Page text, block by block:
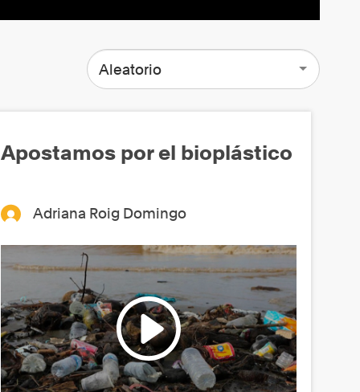
Aleatorio
Apostamos por el bioplástico
Adriana Roig Domingo